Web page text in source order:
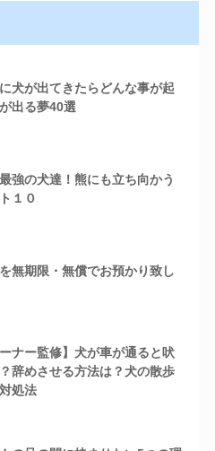
に犬が出てきたらどんな事が起
出る夢40選
強の犬達！熊にも立ち向かう
１０
無期限・無償でお預かり致し
ーナー監修】犬が車が通ると吠
辞めさせる方法は？犬の散歩
処法